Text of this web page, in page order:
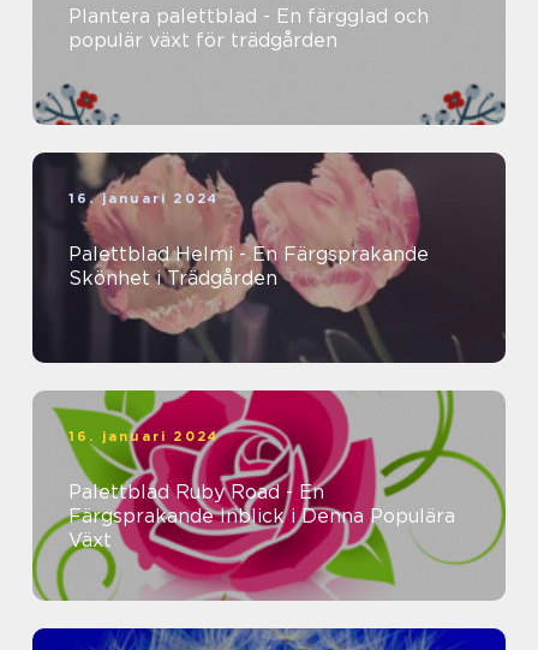
Plantera palettblad - En färgglad och
populär växt för trädgården
16. januari 2024
Palettblad Helmi - En Färgsprakande
Skönhet i Trädgården
16. januari 2024
Palettblad Ruby Road - En
Färgsprakande Inblick i Denna Populära
Växt